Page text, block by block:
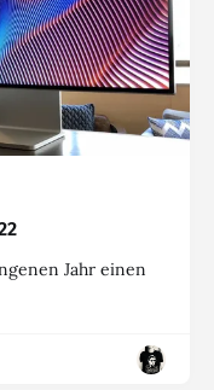
Jahr einen